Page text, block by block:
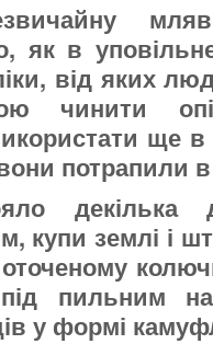
як в
від яких
чинити
ще в
потрапили
декілька
купи землі і
оточеному
пильним
у формі